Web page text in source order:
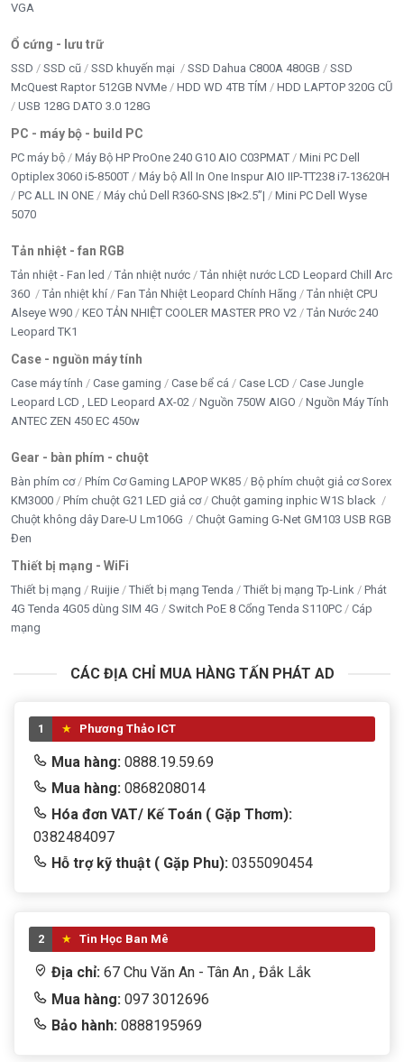
VGA
Ổ cứng - lưu trữ
SSD SSD cũ SSD khuyến mại SSD Dahua C800A 480GB
SSD
McQuest Raptor 512GB NVMe
HDD WD 4TB TÍM
HDD LAPTOP 320G CŨ
USB 128G DATO 3.0 128G
PC - máy bộ - build PC
PC máy bộ Máy Bộ HP ProOne 240 G10 AIO C03PMAT
Mini PC Dell
Optiplex 3060 i5-8500T
Máy bộ All In One Inspur AIO IIP-TT238 i7-13620H
PC ALL IN ONE
Máy chủ Dell R360-SNS |8×2.5”|
Mini PC Dell Wyse
5070
Tản nhiệt - fan RGB
Tản nhiệt - Fan led Tản nhiệt nước
Tản nhiệt nước LCD Leopard Chill Arc
360
Tản nhiệt khí Fan Tản Nhiệt Leopard Chính Hãng
Tản nhiệt CPU
Alseye W90
KEO TẢN NHIỆT COOLER MASTER PRO V2
Tản Nước 240
Leopard TK1
Case - nguồn máy tính
Case máy tính Case gaming Case bể cá Case LCD
Case Jungle
Leopard LCD , LED Leopard AX-02
Nguồn 750W AIGO
Nguồn Máy Tính
ANTEC ZEN 450 EC 450w
Gear - bàn phím - chuột
Bàn phím cơ Phím Cơ Gaming LAPOP WK85
Bộ phím chuột giả cơ Sorex
KM3000
Phím chuột G21 LED giả cơ
Chuột gaming inphic W1S black
Chuột không dây Dare-U Lm106G
Chuột Gaming G-Net GM103 USB RGB
Đen
Thiết bị mạng - WiFi
Thiết bị mạng Ruijie Thiết bị mạng Tenda Thiết bị mạng Tp-Link
Phát
4G Tenda 4G05 dùng SIM 4G
Switch PoE 8 Cổng Tenda S110PC
Cáp
mạng
CÁC ĐỊA CHỈ MUA HÀNG TẤN PHÁT AD
1 Phương Thảo ICT
Mua hàng: 0888.19.59.69
Mua hàng: 0868208014
Hóa đơn VAT/ Kế Toán ( Gặp Thơm):
0382484097
Hỗ trợ kỹ thuật ( Gặp Phu): 0355090454
2 Tin Học Ban Mê
Địa chỉ: 67 Chu Văn An - Tân An , Đắk Lắk
Mua hàng: 097 3012696
Bảo hành: 0888195969